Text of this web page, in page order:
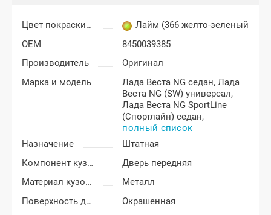
Цвет покраски Лада Веста
Лайм (366 желто-зеленый)
OEM
8450039385
Производитель
Оригинал
Марка и модель
Лада Веста NG седан,Лада
Веста NG (SW) универсал,
Лада Веста NG SportLine
(Спортлайн) седан,
полный список
Назначение
Штатная
Компонент кузова
Дверь передняя
Материал кузовных деталей
Металл
Поверхность двери
Окрашенная